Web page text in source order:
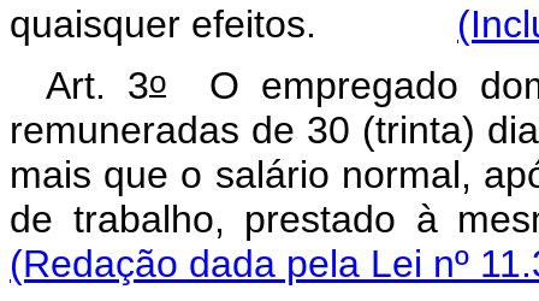
quaisquer efeitos.
Art. 3o O empregado
remuneradas de 30 (trinta)
mais que o salário normal,
de trabalho, prestado à
(Redação dada pela Lei nº